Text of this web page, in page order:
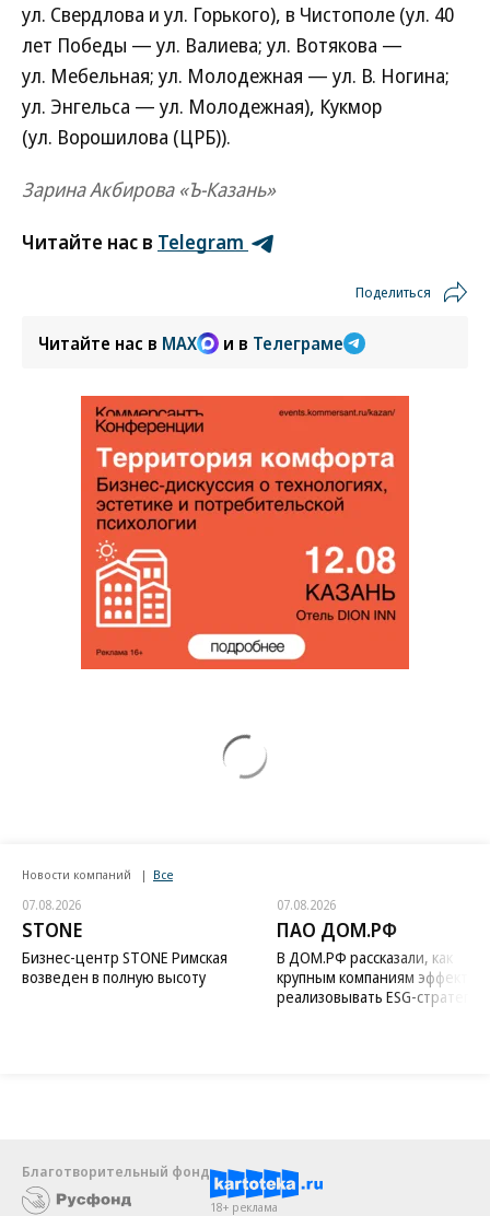
ул. Свердлова и ул. Горького), в Чистополе (ул. 40
лет Победы — ул. Валиева; ул. Вотякова —
ул. Мебельная; ул. Молодежная — ул. В. Ногина;
ул. Энгельса — ул. Молодежная), Кукмор
(ул. Ворошилова (ЦРБ)).
Зарина Акбирова «Ъ-Казань»
Читайте нас в Telegram
Поделиться
Читайте нас в MAX и в Телеграме
Новости компаний Все
07.08.2026
STONE
Бизнес-центр STONE Римская
возведен в полную высоту
07.08.2026
ПАО ДОМ.РФ
В ДОМ.РФ рассказали, как
крупным компаниям
реализовывать ESG-стратегию
Благотворительный фонд
18+ реклама